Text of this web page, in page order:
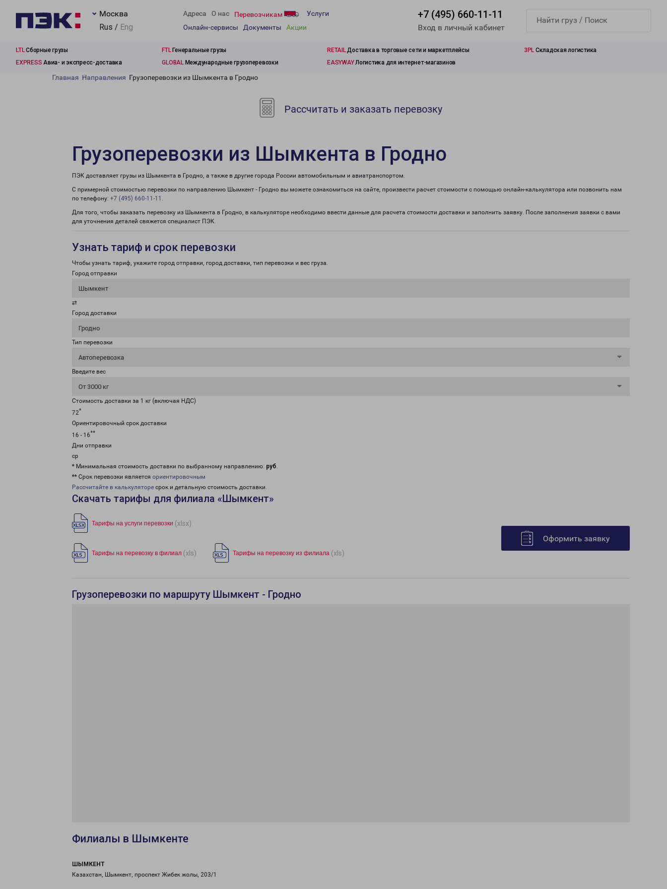
Москва
Rus / Eng
Адреса О нас Перевозчикам
Услуги
Онлайн-сервисы
Документы Акции
+7 (495) 660-11-11
Вход в личный кабинет
LTLСборные грузы FTLГенеральные грузы RETAILДоставка в торговые сети и маркетплейсы 3PL Складская логистика
EXPRESS Авиа- и экспресс-доставка GLOBALМеждународные грузоперевозки EASYWAYЛогистика для интернет-магазинов
Главная Направления Грузоперевозки из Шымкента в Гродно
Рассчитать и заказать перевозку
Грузоперевозки из Шымкента в Гродно
ПЭК доставляет грузы из Шымкента в Гродно, а также в другие города России автомобильным и авиатранспортом.
С примерной стоимостью перевозки по направлению Шымкент - Гродно вы можете ознакомиться на сайте, произвести расчет стоимости с помощью онлайн-калькулятора или позвонить нам
по телефону: +7 (495) 660-11-11 .
Для того, чтобы заказать перевозку из Шымкента в Гродно, в калькуляторе необходимо ввести данные для расчета стоимости доставки и заполнить заявку. После заполнения заявки с вами
для уточнения деталей свяжется специалист ПЭК.
Узнать тариф и срок перевозки
Чтобы узнать тариф, укажите город отправки, город доставки, тип перевозки и вес груза.
Город отправки
Шымкент
⇄
Город доставки
Гродно
Тип перевозки
Автоперевозка
Введите вес
От 3000 кг
Стоимость доставки за 1 кг (включая НДС)
72*
Ориентировочный срок доставки
16 - 16**
Дни отправки
ср
* Минимальная стоимость доставки по выбранному направлению: руб.
** Срок перевозки является ориентировочным
Рассчитайте в калькуляторе срок и детальную стоимость доставки.
Скачать тарифы для филиала «Шымкент»
Тарифы на услуги перевозки (xlsx)
Тарифы на перевозку в филиал (xls) Тарифы на перевозку из филиала (xls)
Оформить заявку
Грузоперевозки по маршруту Шымкент - Гродно
Филиалы в Шымкенте
ШЫМКЕНТ
Казахстан, Шымкент, проспект Жибек жолы, 203/1